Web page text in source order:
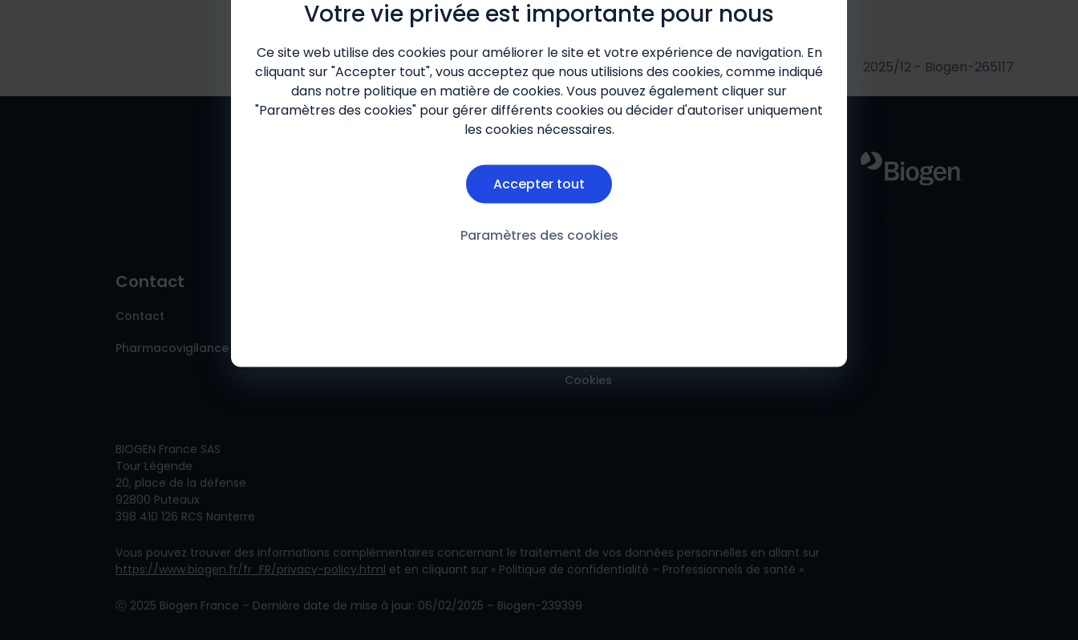
Votre vie privée est importante pour nous
Ce site web utilise des cookies pour améliorer le site et votre expérience de navigation. En
cliquant sur "Accepter tout", vous acceptez que nous utilisions des cookies, comme indiqué
dans notre politique en matière de cookies. Vous pouvez également cliquer sur
"Paramètres des cookies" pour gérer différents cookies ou décider d'autoriser uniquement
les cookies nécessaires.
Accepter tout
Paramètres des cookies
2025/12 - Biogen-265117
Contact
Contact
Pharmacovigilance
Cookies
BIOGEN France SAS
Tour Légende
20, place de la défense
92800 Puteaux
398 410 126 RCS Nanterre
Vous pouvez trouver des informations complémentaires concernant le traitement de vos données personnelles en allant sur
https://www.biogen.fr/fr_FR/privacy-policy.html et en cliquant sur « Politique de confidentialité – Professionnels de santé ».
ⓒ 2025 Biogen France – Dernière date de mise à jour: 06/02/2025 – Biogen-239399